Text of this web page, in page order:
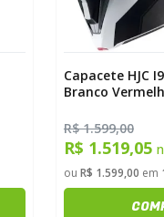
Capacete HJC
Branco
R$ 1.599,00
R$ 1.519,05
ou R$ 1.599,00 em